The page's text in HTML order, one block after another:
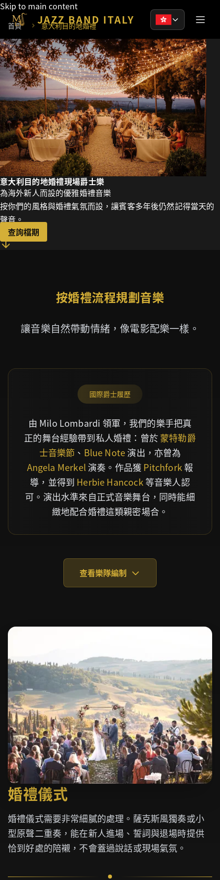
Skip to main content
JAZZ BAND ITALY
首頁 意大利目的地婚禮
意大利目的地婚禮現場爵士樂
為海外新人而設的優雅婚禮音樂
按你們的風格與婚禮氣氛而設，讓賓客多年後仍然記得當天的
聲音。
查詢檔期
按婚禮流程規劃音樂
讓音樂自然帶動情緒，像電影配樂一樣。
國際爵士履歷
由 Milo Lombardi 領軍，我們的樂手把真
正的舞台經驗帶到私人婚禮：曾於蒙特勒爵
士音樂節 、 Blue Note演出，亦曾為
Angela Merkel演奏。作品獲Pitchfork報
導，並得到 Herbie Hancock 等音樂人認
可。演出水準來自正式音樂舞台，同時能細
緻地配合婚禮這類親密場合。
查看樂隊編制
婚禮儀式
婚禮儀式需要非常細膩的處理。薩克斯風獨奏或小
型原聲二重奏，能在新人進場、誓詞與退場時提供
恰到好處的陪襯，不會蓋過說話或現場氣氛。